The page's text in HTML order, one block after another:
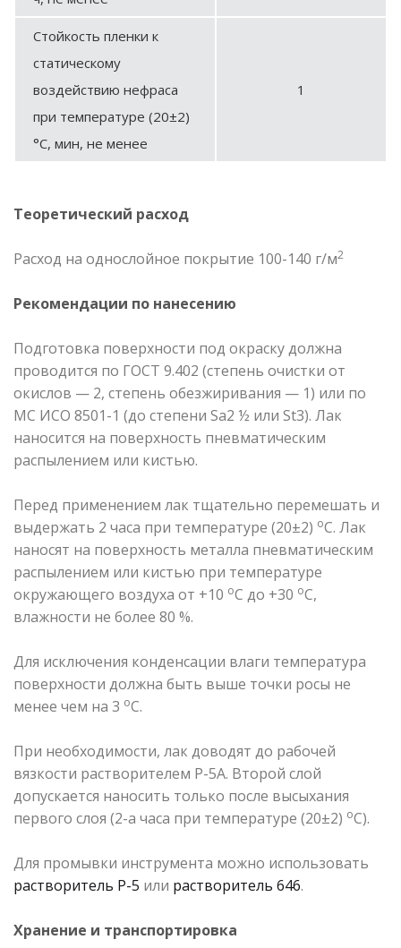
Стойкость пленки к
статическому
воздействию нефраса
при температуре (20±2)
°С, мин, не менее
1
Теоретический расход
Расход на однослойное покрытие 100-140 г/м2
Рекомендации по нанесению
Подготовка поверхности под окраску должна
проводится по ГОСТ 9.402 (степень очистки от
окислов — 2, степень обезжиривания — 1) или по
МС ИСО 8501-1 (до степени Sa2 ½ или St3). Лак
наносится на поверхность пневматическим
распылением или кистью.
Перед применением лак тщательно перемешать и
выдержать 2 часа при температуре (20±2) оС. Лак
наносят на поверхность металла пневматическим
распылением или кистью при температуре
окружающего воздуха от +10 оС до +30 оС,
влажности не более 80 %.
Для исключения конденсации влаги температура
поверхности должна быть выше точки росы не
менее чем на 3 оС.
При необходимости, лак доводят до рабочей
вязкости растворителем Р-5А. Второй слой
допускается наносить только после высыхания
первого слоя (2-а часа при температуре (20±2) оС).
Для промывки инструмента можно использовать
растворитель Р-5 или растворитель 646.
Хранение и транспортировка